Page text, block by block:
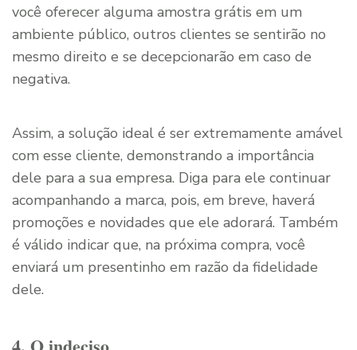
você oferecer alguma amostra grátis em um
ambiente público, outros clientes se sentirão no
mesmo direito e se decepcionarão em caso de
negativa.
Assim, a solução ideal é ser extremamente amável
com esse cliente, demonstrando a importância
dele para a sua empresa. Diga para ele continuar
acompanhando a marca, pois, em breve, haverá
promoções e novidades que ele adorará. Também
é válido indicar que, na próxima compra, você
enviará um presentinho em razão da fidelidade
dele.